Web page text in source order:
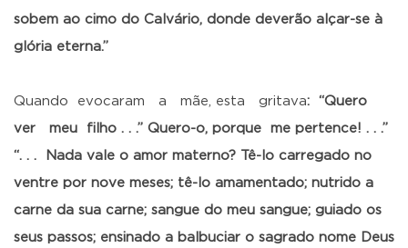
sobem ao cimo do Calvário, donde deverão alçar-se à
glória eterna.”
Quando evocaram a mãe, esta gritava: “Quero
ver meu filho . . .” Quero-o, porque me pertence! . . .”
“. . . Nada vale o amor materno? Tê-lo carregado no
ventre por nove meses; tê-lo amamentado; nutrido a
carne da sua carne; sangue do meu sangue; guiado os
seus passos; ensinado a balbuciar o sagrado nome Deus